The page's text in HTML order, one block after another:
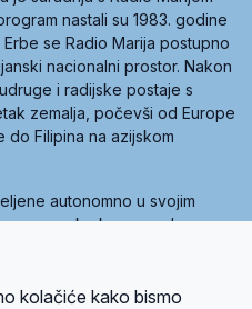
nastali su 1983. godine
se Radio Marija postupno
nacionalni prostor. Nakon
i radijske postaje s
zemalja, počevši od Europe
do Filipina na azijskom
autonomno u svojim
preko krovne udruge
Marije (World Family of
je sedam članica, među
Marija.
kolačiće kako bismo